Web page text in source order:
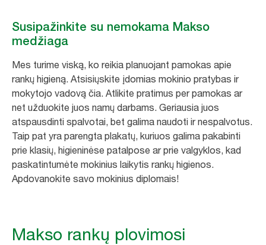
Susipažinkite su nemokama Makso
medžiaga
Mes turime viską, ko reikia planuojant pamokas apie
rankų higieną. Atsisiųskite įdomias mokinio pratybas ir
mokytojo vadovą čia. Atlikite pratimus per pamokas ar
net užduokite juos namų darbams. Geriausia juos
atspausdinti spalvotai, bet galima naudoti ir nespalvotus.
Taip pat yra parengta plakatų, kuriuos galima pakabinti
prie klasių, higieninėse patalpose ar prie valgyklos, kad
paskatintumėte mokinius laikytis rankų higienos.
Apdovanokite savo mokinius diplomais!
Makso rankų plovimosi